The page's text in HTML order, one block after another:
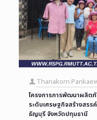
Thanakorn
โครงการการพัฒนาผลิ
ระดับเศรษฐกิจสร้างสร
ธัญบุรี จังหวัดปทุมธานี